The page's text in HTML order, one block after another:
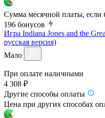
Сумма месячной платы, если
196 бонусов
Игра Indiana Jones and the
русская версия)
Мало
При оплате наличными
4 308 ₽
Другие способы оплаты
Цена при других способах